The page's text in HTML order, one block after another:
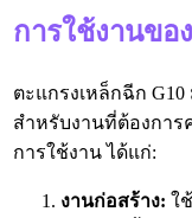
การใช้งานขอ
ตะแกรงเหล็กฉีก
สำหรับงานที่ต้องการ
การใช้งาน ได้แก่:
งานก่อสร้าง: ใ